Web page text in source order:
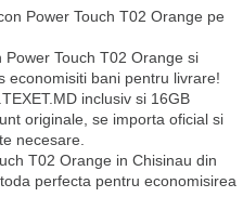
Power Touch T02 Orange pe
Touch T02 Orange si
economisiti bani pentru livrare!
inclusiv si 16GB
originale, se importa oficial si
necesare.
T02 Orange in Chisinau din
perfecta pentru economisirea